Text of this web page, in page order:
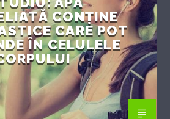
CONȚINE
CARE POT
ÎN CELULELE